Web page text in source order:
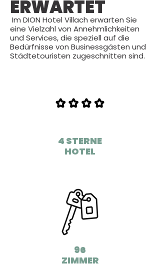
ERWARTET
Im DION Hotel Villach erwarten Sie
eine Vielzahl von Annehmlichkeiten
und Services, die speziell auf die
Bedürfnisse von Businessgästen und
Städtetouristen zugeschnitten sind.
4 STERNE
HOTEL
96
ZIMMER